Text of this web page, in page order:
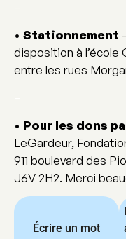
• Stationnement
disposition à
entre les rues
• Pour les dons
LeGardeur,
911 boulevard des
J6V 2H2. Merci
Écrire un mot